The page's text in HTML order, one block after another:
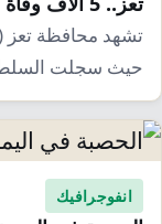
تشهد محافظة تعز
حيث سجلت
انفوجرافيك